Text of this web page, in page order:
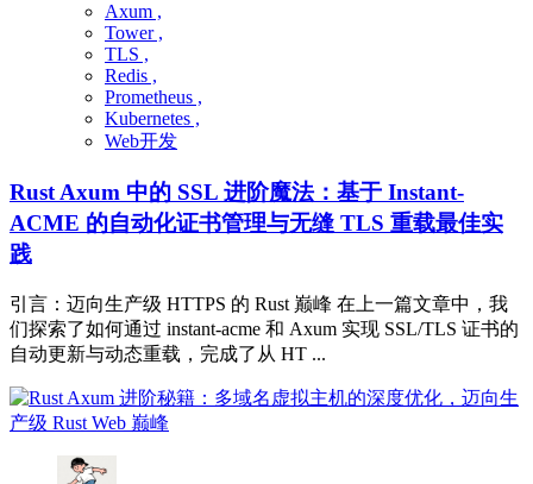
Axum ,
Tower ,
TLS ,
Redis ,
Prometheus ,
Kubernetes ,
Web开发
Rust Axum 中的 SSL 进阶魔法：基于 Instant-
ACME 的自动化证书管理与无缝 TLS 重载最佳实
践
引言：迈向生产级 HTTPS 的 Rust 巅峰 在上一篇文章中，我
们探索了如何通过 instant-acme 和 Axum 实现 SSL/TLS 证书的
自动更新与动态重载，完成了从 HT ...